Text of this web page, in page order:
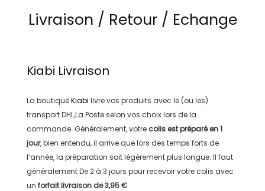
Livraison / Retour / Echange
Kiabi Livraison
La boutiqueKiabi livre vos produits avec le (ou les)
transportDHL,La Posteselon vos choix lors de la
commande. Généralement, votre colis est préparé en1
jour, bien entendu, il arrive que lors des temps forts de
l’année, la préparation soit légérement plus longue. Il faut
généralementDe 2 à 3 jours pour recevoir votre colis avec
un forfait livraison de3,95 €